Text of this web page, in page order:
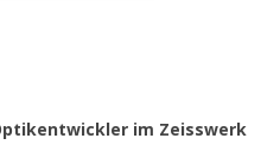
im Zeisswerk